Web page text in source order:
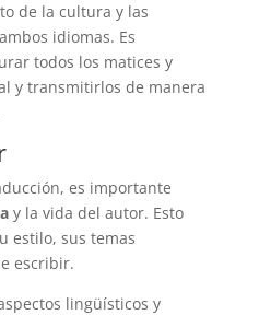
de la cultura y las
idiomas. Es
todos los matices y
y transmitirlos de manera
es importante
y la vida del autor. Esto
estilo, sus temas
escribir.
lingüísticos y